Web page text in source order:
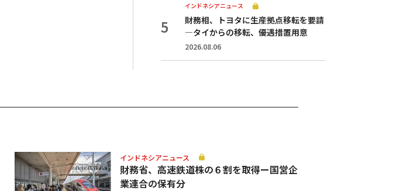
インドネシアニュース
財務相、トヨタに生産拠点移転を要請
—タイからの移転、優遇措置用意
2026.08.06
インドネシアニュース
財務省、高速鉄道株の６割を取得ー国営企
業連合の保有分